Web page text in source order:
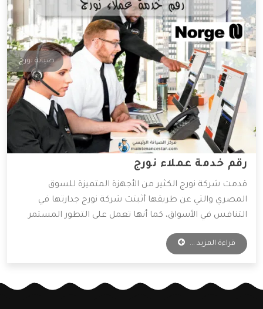
صيانة نورج
رقم خدمة عملاء نورج
قدمت شركة نورج الكثير من الأجهزة المتميزة للسوق
المصري والتي عن طريقها أثبتت شركة نورج جدارتها في
التنافس في الأسواق، كما أنها تعمل على التطور المستمر
لأجهزتها المتوفرة، و ذلك للعمل على راحة العميل بأكبر كم
من التطور التكنولوجي، وقد وفرت الشركة خدمات مهمة
قراءة المزيد ...